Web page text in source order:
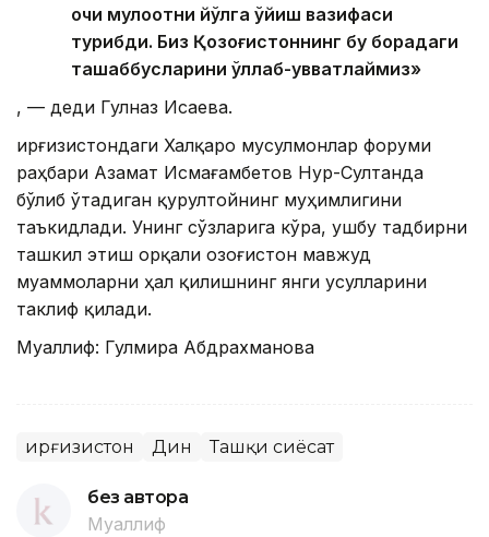
очиқ мулоқотни йўлга қўйиш вазифаси
турибди. Биз Қозоғистоннинг бу борадаги
ташаббусларини қўллаб-қувватлаймиз»
, — деди Гулназ Исаева.
Қирғизистондаги Халқаро мусулмонлар форуми
раҳбари Азамат Исмағамбетов Нур-Султанда
бўлиб ўтадиган қурултойнинг муҳимлигини
таъкидлади. Унинг сўзларига кўра, ушбу тадбирни
ташкил этиш орқали Қозоғистон мавжуд
муаммоларни ҳал қилишнинг янги усулларини
таклиф қилади.
Муаллиф: Гулмира Абдрахманова
Қирғизистон Дин Ташқи сиёсат
без автора
Муаллиф